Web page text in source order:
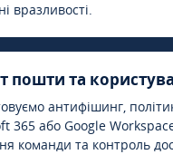
вразливості.
пошти та
антифішинг,
365 або Google
команди та контроль